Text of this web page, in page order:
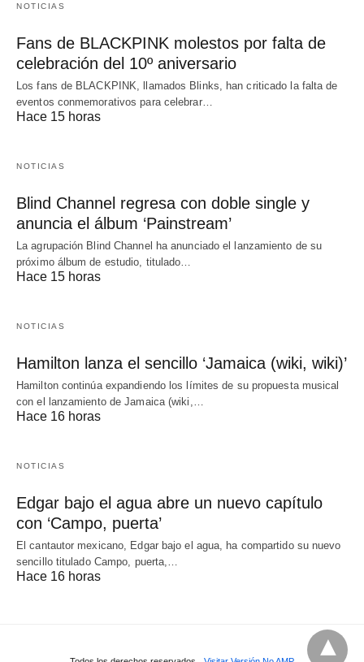
NOTICIAS
Fans de BLACKPINK molestos por falta de
celebración del 10º aniversario
Los fans de BLACKPINK, llamados Blinks, han criticado la falta de
eventos conmemorativos para celebrar…
Hace 15 horas
NOTICIAS
Blind Channel regresa con doble single y
anuncia el álbum ‘Painstream’
La agrupación Blind Channel ha anunciado el lanzamiento de su
próximo álbum de estudio, titulado…
Hace 15 horas
NOTICIAS
Hamilton lanza el sencillo ‘Jamaica (wiki, wiki)’
Hamilton continúa expandiendo los límites de su propuesta musical
con el lanzamiento de Jamaica (wiki,…
Hace 16 horas
NOTICIAS
Edgar bajo el agua abre un nuevo capítulo
con ‘Campo, puerta’
El cantautor mexicano, Edgar bajo el agua, ha compartido su nuevo
sencillo titulado Campo, puerta,…
Hace 16 horas